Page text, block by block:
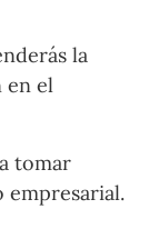
la
en el
tomar
empresarial.